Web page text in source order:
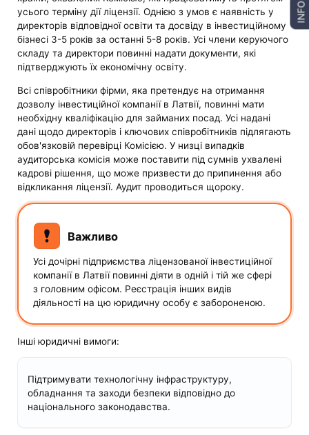
усього терміну дії ліцензії. Однією з умов є наявність у
директорів відповідної освіти та досвіду в інвестиційному
бізнесі 3-5 років за останні 5-8 років. Усі члени керуючого
складу та директори повинні надати документи, які
підтверджують їх економічну освіту.
Всі співробітники фірми, яка претендує на отримання
дозволу інвестиційної компанії в Латвії, повинні мати
необхідну кваліфікацію для займаних посад. Усі надані
дані щодо директорів і ключових співробітників підлягають
обов'язковій перевірці Комісією. У низці випадків
аудиторська комісія може поставити під сумнів ухвалені
кадрові рішення, що може призвести до припинення або
відкликання ліцензії. Аудит проводиться щороку.
Важливо
Усі дочірні підприємства ліцензованої інвестиційної
компанії в Латвії повинні діяти в одній і тій же сфері
з головним офісом. Реєстрація інших видів
діяльності на цю юридичну особу є забороненою.
Інші юридичні вимоги:
Підтримувати технологічну інфраструктуру,
обладнання та заходи безпеки відповідно до
національного законодавства.
INFO